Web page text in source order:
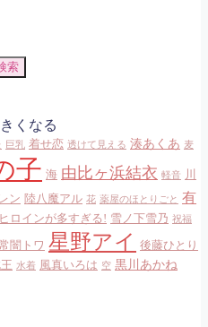
索
くなる
巨乳 着せ恋 透けて見える 湊あくあ 麦
子 海 由比ヶ浜結衣 軽音
川
ン 陸八魔アル 花 薬屋のほとりごと 有
ロインが多すぎる! 雪ノ下雪乃 祝福
闇トワ 星野アイ 後藤ひとり
水着 風真いろは 空 黒川あかね